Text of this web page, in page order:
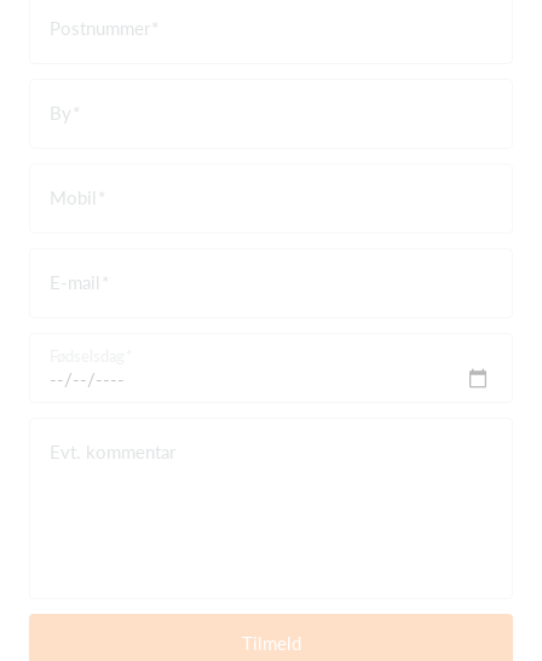
Postnummer
By
Mobil
E-mail
Evt. kommentar
Tilmeld